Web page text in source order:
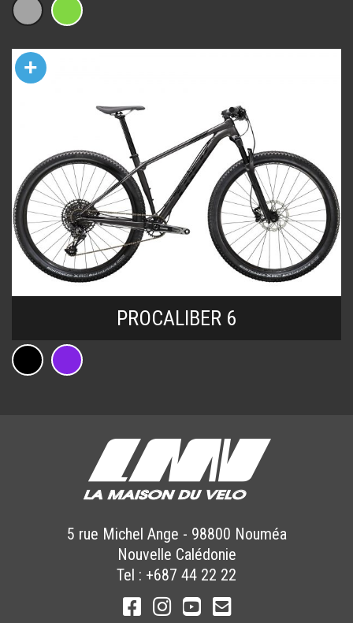
+
PROCALIBER 6
5 rue Michel Ange - 98800 Nouméa
Nouvelle Calédonie
Tel : +687 44 22 22